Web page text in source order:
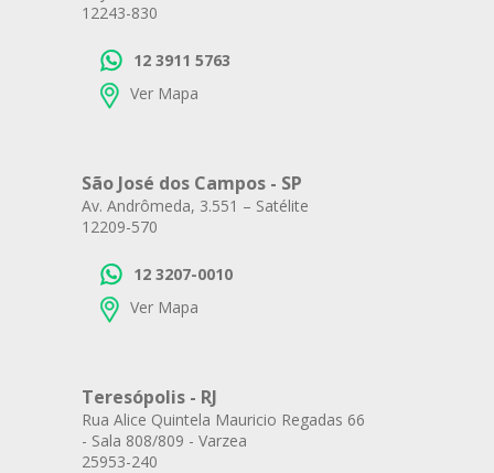
12243-830
12 3911 5763
Ver Mapa
São José dos Campos - SP
Av. Andrômeda, 3.551 – Satélite
12209-570
12 3207-0010
Ver Mapa
Teresópolis - RJ
Rua Alice Quintela Mauricio Regadas 66
- Sala 808/809 - Varzea
25953-240